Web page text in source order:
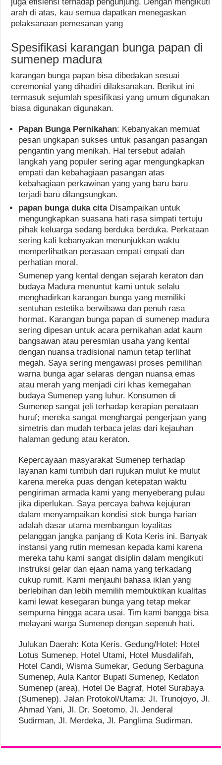
arah di atas, kau semua dapatkan menegaskan
pelaksanaan pemesanan yang
Spesifikasi karangan bunga papan di
sumenep madura
karangan bunga papan bisa dibedakan sesuai
ceremonial yang dihadiri dilaksanakan. Berikut ini
termasuk sejumlah spesifikasi yang umum digunakan
biasa digunakan digunakan.
Papan Bunga Pernikahan: Kebanyakan memuat
pesan ungkapan sukses untuk pasangan pasangan
pengantin yang menikah. Hal tersebut adalah
langkah yang populer sering agar mengungkapkan
empati dan kebahagiaan pasangan atas
kebahagiaan perkawinan yang yang baru baru
terjadi baru dilangsungkan.
papan bunga duka cita Disampaikan untuk
mengungkapkan suasana hati rasa simpati tertuju
pihak keluarga sedang berduka berduka. Perkataan
sering kali kebanyakan menunjukkan waktu
memperlihatkan perasaan empati empati dan
perhatian moral.
Sumenep yang kental dengan sejarah keraton dan
budaya Madura menuntut kami untuk selalu
menghadirkan karangan bunga yang memiliki
sentuhan estetika berwibawa dan penuh rasa
hormat. Karangan bunga papan di sumenep madura
sering dipesan untuk acara pernikahan adat kaum
bangsawan atau peresmian usaha yang kental
dengan nuansa tradisional namun tetap terlihat
megah. Saya sering mengawasi proses pemilihan
warna bunga agar selaras dengan nuansa emas
atau merah yang menjadi ciri khas kemegahan
budaya Sumenep yang luhur. Konsumen di
Sumenep sangat jeli terhadap kerapian penataan
huruf; mereka sangat menghargai pengerjaan yang
simetris dan mudah terbaca jelas dari kejauhan
halaman gedung atau keraton.
Kepercayaan masyarakat Sumenep terhadap
layanan kami tumbuh dari rujukan mulut ke mulut
karena mereka puas dengan ketepatan waktu
pengiriman armada kami yang menyeberang pulau
jika diperlukan. Saya percaya bahwa kejujuran
dalam menyampaikan kondisi stok bunga harian
adalah dasar utama membangun loyalitas
pelanggan jangka panjang di Kota Keris ini. Banyak
instansi yang rutin memesan kepada kami karena
mereka tahu kami sangat disiplin dalam mengikuti
instruksi gelar dan ejaan nama yang terkadang
cukup rumit. Kami menjauhi bahasa iklan yang
berlebihan dan lebih memilih membuktikan kualitas
kami lewat kesegaran bunga yang tetap mekar
sempurna hingga acara usai. Tim kami bangga bisa
melayani warga Sumenep dengan sepenuh hati.
Julukan Daerah: Kota Keris. Gedung/Hotel: Hotel
Lotus Sumenep, Hotel Utami, Hotel Musdalifah,
Hotel Candi, Wisma Sumekar, Gedung Serbaguna
Sumenep, Aula Kantor Bupati Sumenep, Kedaton
Sumenep (area), Hotel De Bagraf, Hotel Surabaya
(Sumenep). Jalan Protokol/Utama: Jl. Trunojoyo, Jl.
Ahmad Yani, Jl. Dr. Soetomo, Jl. Jenderal
Sudirman, Jl. Merdeka, Jl. Panglima Sudirman.